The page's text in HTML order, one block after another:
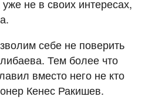
не в своих интересах,
себе не поверить
Тем более что
вместо него не кто
Кенес Ракишев.